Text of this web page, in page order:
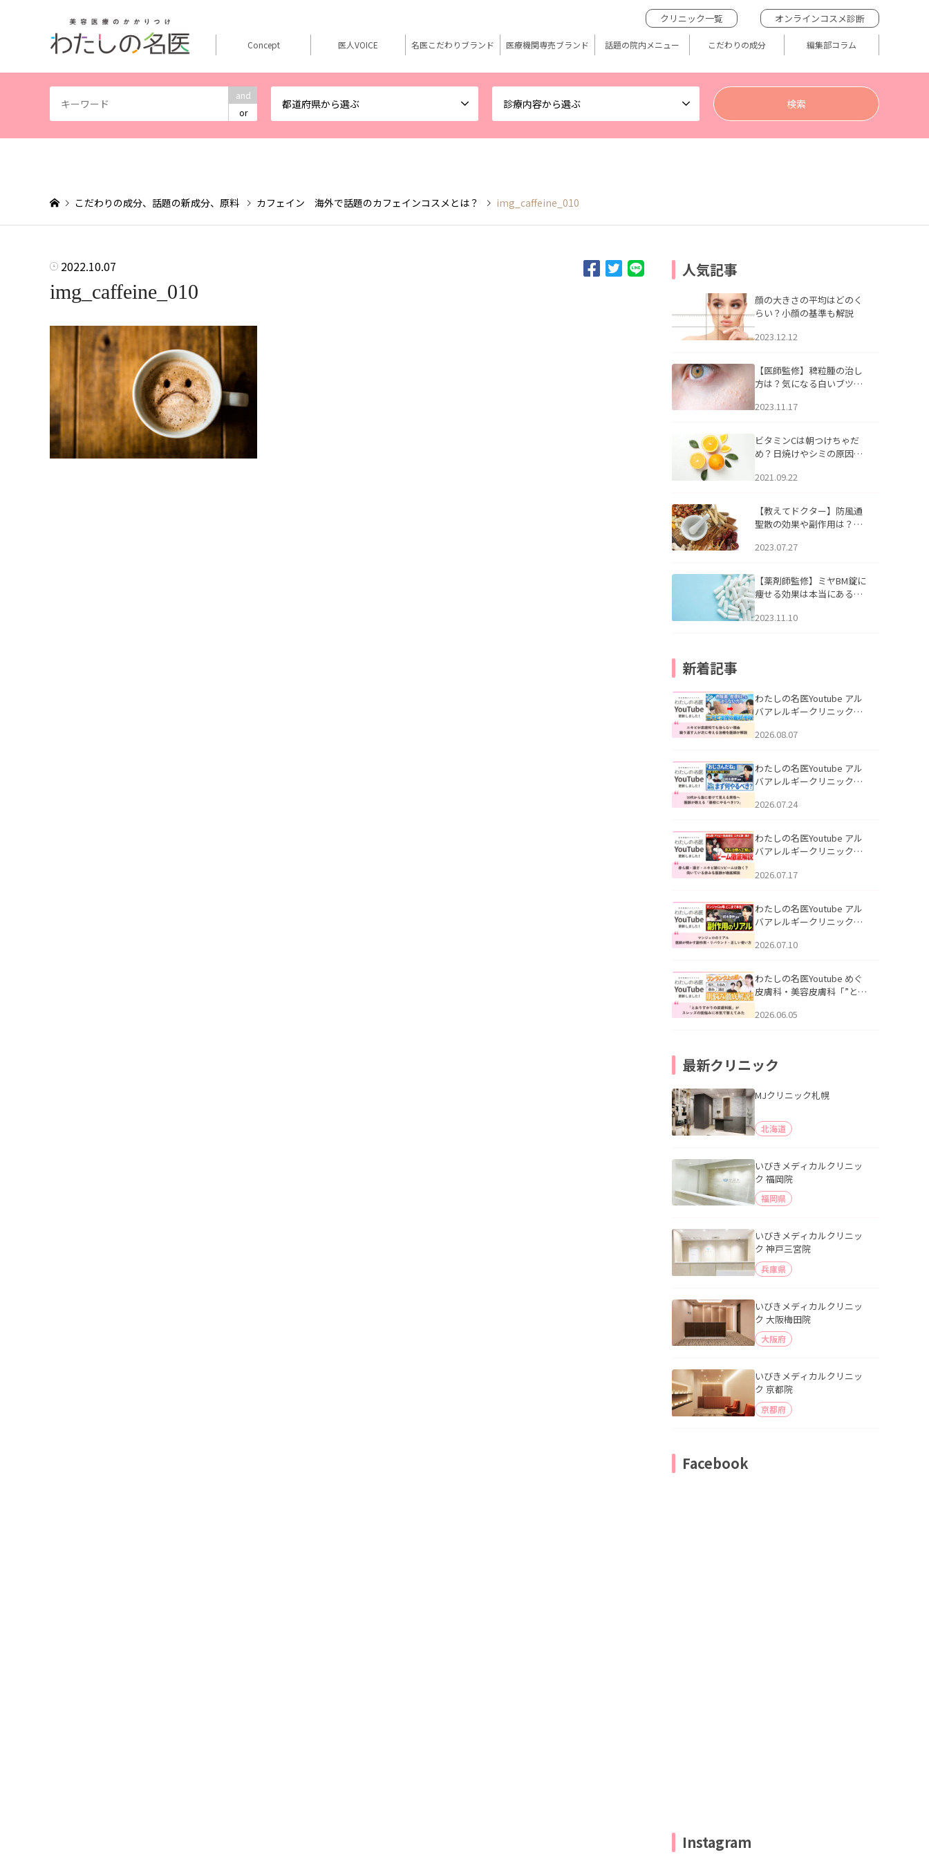
and
or
都道府県から選ぶ 診療内容から選ぶ
クリニック一覧 オンラインコスメ診断
Concept 医人VOICE 名医こだわりブランド 医療機関専売ブランド 話題の院内メニュー こだわりの成分 編集部コラム
こだわりの成分、話題の新成分、原料 カフェイン 海外で話題のカフェインコスメとは？ img_caffeine_010
2022.10.07
img_caffeine_010
人気記事
顔の大きさの平均はどのく
らい？小顔の基準も解説
2023.12.12
【医師監修】稗粒腫の治し
方は？気になる白いブツブ
アについて
2023.11.17
ビタミンCは朝つけちゃだ
め？日焼けやシミの原因に
2021.09.22
【教えてドクター】防風通
聖散の効果や副作用は？長
2023.07.27
【薬剤師監修】ミヤBM錠に
痩せる効果は本当にある
2023.11.10
新着記事
わたしの名医Youtube アル
バアレルギークリニック札
らない理由｜繰り返す人が
説」を公開いたしました。
2026.08.07
わたしの名医Youtube アル
バアレルギークリニック札
える男性へ｜医師が教える
公開いたしました。
2026.07.24
わたしの名医Youtube アル
バアレルギークリニック札
跡にVビームは効く？向いて
説」を公開いたしました。
2026.07.17
わたしの名医Youtube アル
バアレルギークリニック札
医師が明かす副作用・リバ
公開いたしました。
2026.07.10
わたしの名医Youtube めぐ
皮膚科・美容皮膚科「”とお
ッズの肌悩みに本気で答え
2026.06.05
最新クリニック
MJクリニック札幌
北海道
いびきメディカルクリニッ
ク 福岡院
福岡県
いびきメディカルクリニッ
ク 神戸三宮院
兵庫県
いびきメディカルクリニッ
ク 大阪梅田院
大阪府
いびきメディカルクリニッ
ク 京都院
京都府
Facebook
Instagram